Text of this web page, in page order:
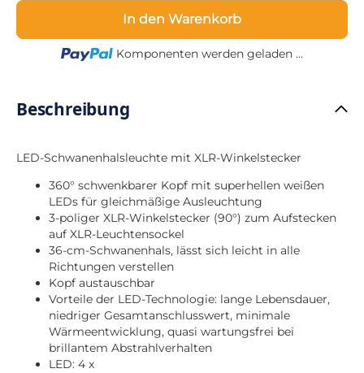
In den Warenkorb
Loading...
Komponenten werden geladen ...
Beschreibung
LED-Schwanenhalsleuchte mit XLR-Winkelstecker
360° schwenkbarer Kopf mit superhellen weißen
LEDs für gleichmäßige Ausleuchtung
3-poliger XLR-Winkelstecker (90°) zum Aufstecken
auf XLR-Leuchtensockel
36-cm-Schwanenhals, lässt sich leicht in alle
Richtungen verstellen
Kopf austauschbar
Vorteile der LED-Technologie: lange Lebensdauer,
niedriger Gesamtanschlusswert, minimale
Wärmeentwicklung, quasi wartungsfrei bei
brillantem Abstrahlverhalten
LED: 4 x